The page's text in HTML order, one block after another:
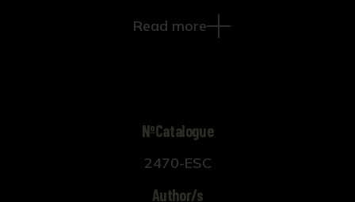
apuesto perteneciente al séquito de Adriano,
tras su muerte Adriano hizo todo lo posible por
Oriundo de Bitinio-Claudiópolis, ciudad
Read more
NºCatalogue
2470-ESC
Author/s